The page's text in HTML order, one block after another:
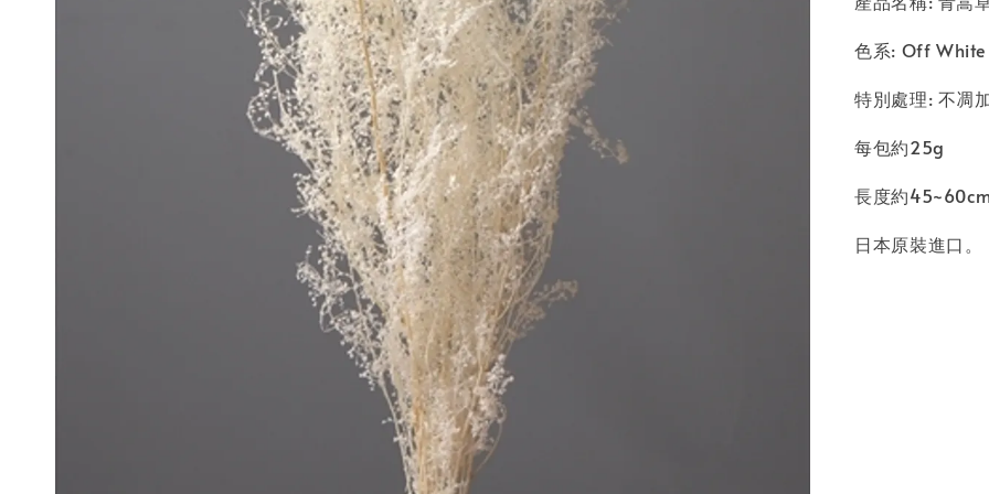
色系: Off White
特別處理: 不凋
每包約25g
長度約
日本原裝進口。